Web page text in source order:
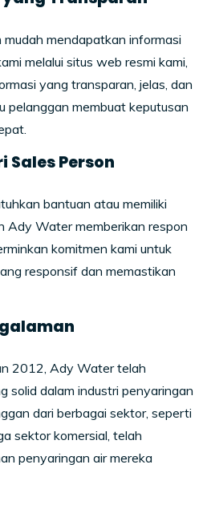
mendapatkan informasi
melalui situs web resmi kami,
yang transparan, jelas, dan
pelanggan membuat keputusan
Sales Person
bantuan atau memiliki
Ady Water memberikan respon
komitmen kami untuk
responsif dan memastikan
2012, Ady Water telah
solid dalam industri penyaringan
dari berbagai sektor, seperti
sektor komersial, telah
penyaringan air mereka